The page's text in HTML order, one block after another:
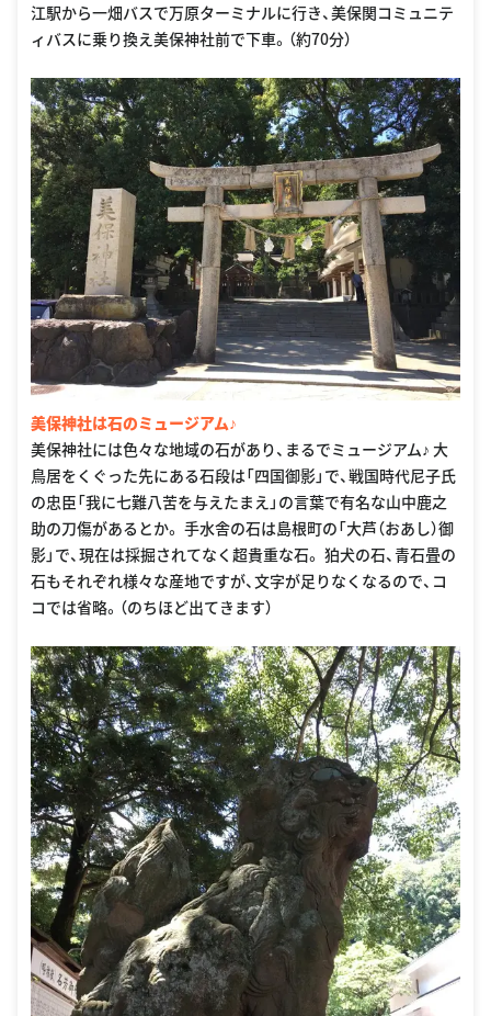
江駅から一畑バスで万原ターミナルに行き、美保関コミュニテ
ィバスに乗り換え美保神社前で下車。（約70分）
美保神社は石のミュージアム♪
美保神社には色々な地域の石があり、まるでミュージアム♪ 大
鳥居をくぐった先にある石段は「四国御影」で、戦国時代尼子氏
の忠臣「我に七難八苦を与えたまえ」の言葉で有名な山中鹿之
助の刀傷があるとか。 手水舎の石は島根町の「大芦（おあし）御
影」で、現在は採掘されてなく超貴重な石。 狛犬の石、青石畳の
石もそれぞれ様々な産地ですが、文字が足りなくなるので、コ
コでは省略。（のちほど出てきます）